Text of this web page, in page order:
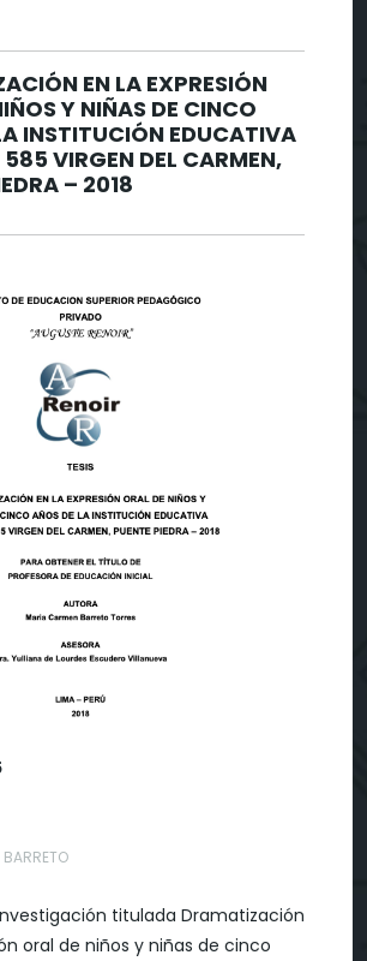
EN LA EXPRESIÓN
Y NIÑAS DE CINCO
INSTITUCIÓN EDUCATIVA
VIRGEN DEL CARMEN,
– 2018
titulada Dramatización
oral de niños y niñas de cinco